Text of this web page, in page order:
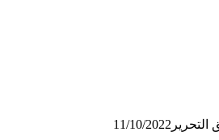
التحرير 11/10/2022